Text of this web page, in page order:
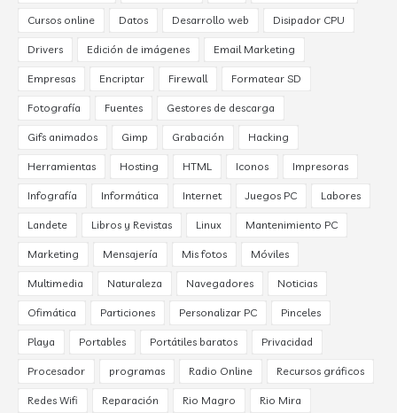
Cursos online Datos Desarrollo web Disipador CPU
Drivers Edición de imágenes Email Marketing
Empresas Encriptar Firewall Formatear SD
Fotografía Fuentes Gestores de descarga
Gifs animados Gimp Grabación Hacking
Herramientas Hosting HTML Iconos Impresoras
Infografía Informática Internet Juegos PC Labores
Landete Libros y Revistas Linux Mantenimiento PC
Marketing Mensajería Mis fotos Móviles
Multimedia Naturaleza Navegadores Noticias
Ofimática Particiones Personalizar PC Pinceles
Playa Portables Portátiles baratos Privacidad
Procesador programas Radio Online Recursos gráficos
Redes Wifi Reparación Rio Magro Rio Mira